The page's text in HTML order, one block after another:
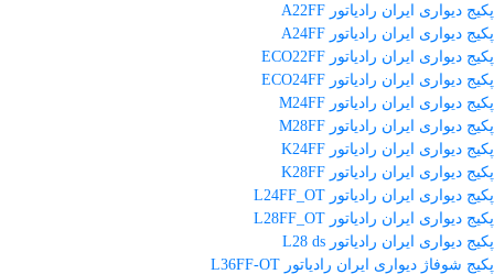
پکیج دیواری ایران رادیاتور A22FF
پکیج دیواری ایران رادیاتور A24FF
پکیج دیواری ایران رادیاتور ECO22FF
پکیج دیواری ایران رادیاتور ECO24FF
پکیج دیواری ایران رادیاتور M24FF
پکیج دیواری ایران رادیاتور M28FF
پکیج دیواری ایران رادیاتور K24FF
پکیج دیواری ایران رادیاتور K28FF
پکیج دیواری ایران رادیاتور L24FF_OT
پکیج دیواری ایران رادیاتور L28FF_OT
پکیج دیواری ایران رادیاتور L28 ds
پکیج شوفاژ دیواری ایران رادیاتور L36FF-OT